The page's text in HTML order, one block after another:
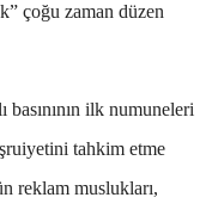
” çoğu zaman düzen
ı basınının ilk numuneleri
şruiyetini tahkim etme
n reklam muslukları,